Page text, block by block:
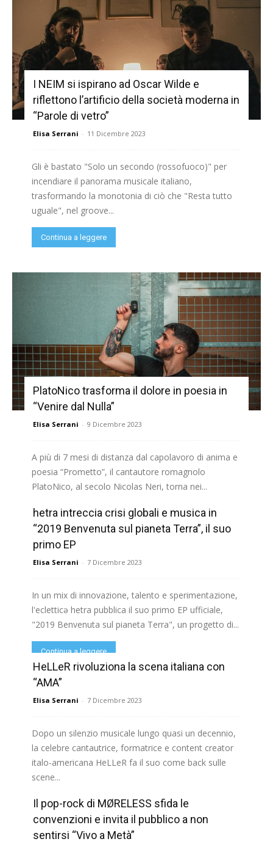
I NEIM si ispirano ad Oscar Wilde e
riflettono l’artificio della società moderna in
“Parole di vetro”
Elisa Serrani - 11 Dicembre 2023
Gli è bastato "Solo un secondo (rossofuoco)" per
incendiare il panorama musicale italiano,
trasformando la monotonia di ciò che "Resta tutto
uguale", nel groove...
Continua a leggere
PlatoNico trasforma il dolore in poesia in
“Venire dal Nulla”
Elisa Serrani - 9 Dicembre 2023
A più di 7 mesi di distanza dal capolavoro di anima e
poesia “Prometto”, il cantautore romagnolo
PlatoNico, al secolo Nicolas Neri, torna nei...
Continua a leggere
hetra intreccia crisi globali e musica in
“2019 Benvenuta sul pianeta Terra”, il suo
primo EP
Elisa Serrani - 7 Dicembre 2023
In un mix di innovazione, talento e sperimentazione,
l'ecletticə hetra pubblica il suo primo EP ufficiale,
"2019 Benvenuta sul pianeta Terra", un progetto di...
Continua a leggere
HeLLeR rivoluziona la scena italiana con
“AMA”
Elisa Serrani - 7 Dicembre 2023
Dopo un silenzio musicale lungo quasi un decennio,
la celebre cantautrice, formatrice e content creator
italo-americana HeLLeR fa il suo come back sulle
scene...
Continua a leggere
Il pop-rock di MØRELESS sfida le
convenzioni e invita il pubblico a non
sentirsi “Vivo a Metà”